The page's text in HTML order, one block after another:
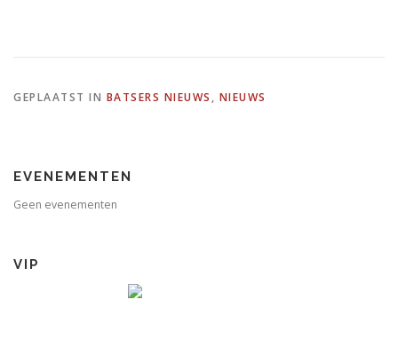
GEPLAATST IN BATSERS NIEUWS , NIEUWS
EVENEMENTEN
Geen evenementen
VIP